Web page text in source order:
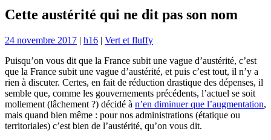
Cette austérité qui ne dit pas son nom
24 novembre 2017 | h16 | Vert et fluffy
Puisqu’on vous dit que la France subit une vague d’austérité, c’est
que la France subit une vague d’austérité, et puis c’est tout, il n’y a
rien à discuter. Certes, en fait de réduction drastique des dépenses, il
semble que, comme les gouvernements précédents, l’actuel se soit
mollement (lâchement ?) décidé à n’en diminuer que l’augmentation,
mais quand bien même : pour nos administrations (étatique ou
territoriales) c’est bien de l’austérité, qu’on vous dit.